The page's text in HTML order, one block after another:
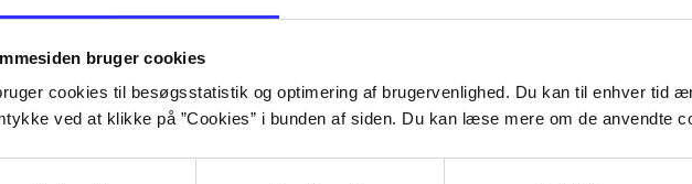
bruger cookies
cookies til besøgsstatistik og optimering af brugervenlighed. Du kan til enhver tid
ved at klikke på ”Cookies” i bunden af siden. Du kan læse mere om de anvendte